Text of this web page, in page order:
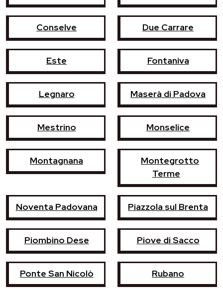
Conselve Due Carrare
Este Fontaniva
Legnaro Maserà di Padova
Mestrino Monselice
Montagnana
Montegrotto
Terme
Noventa Padovana Piazzola sul Brenta
Piombino Dese Piove di Sacco
Ponte San Nicolò Rubano